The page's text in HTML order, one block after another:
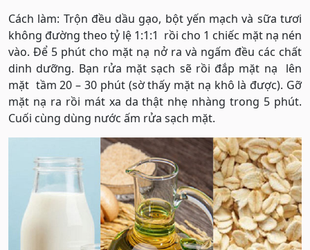
Cách làm: Trộn đều dầu gạo, bột yến mạch và sữa tươi
không đường theo tỷ lệ 1:1:1 rồi cho 1 chiếc mặt nạ nén
vào. Để 5 phút cho mặt nạ nở ra và ngấm đều các chất
dinh dưỡng. Bạn rửa mặt sạch sẽ rồi đắp mặt nạ lên
mặt tầm 20 – 30 phút (sờ thấy mặt nạ khô là được). Gỡ
mặt nạ ra rồi mát xa da thật nhẹ nhàng trong 5 phút.
Cuối cùng dùng nước ấm rửa sạch mặt.